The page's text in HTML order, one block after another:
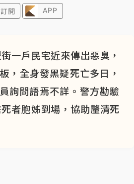
訂閱 APP
一戶民宅近來傳出惡臭，
，全身發黑疑死亡多日，
詢問語焉不詳。警方勘驗
者胞姊到場，協助釐清死